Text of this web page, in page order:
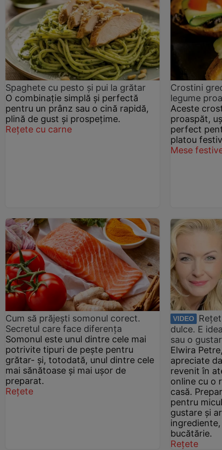
Spaghete cu pesto și pui la grătar
O combinație simplă și perfectă
pentru un prânz sau o cină rapidă,
plină de gust și prospețime.
Rețete cu carne
Crostini
legume
Aceste
proaspăt,
perfect
platou
Mese
Cum să prăjești somonul corect.
Secretul care face diferența
Somonul este unul dintre cele mai
potrivite tipuri de pește pentru
grătar- și, totodată, unul dintre cele
mai sănătoase și mai ușor de
preparat.
Rețete
VIDEO
dulce. E
sau o
Elwira
apreciate
revenit în
online cu o
casă.
pentru
gustare și
bucătărie.
Rețete